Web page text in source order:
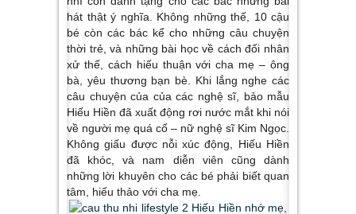
hát thật ý nghĩa. Không những thế, 10 cậu
bé còn các bác kể cho những câu chuyện
thời trẻ, và những bài học về cách đối nhân
xử thế, cách hiếu thuận với cha mẹ – ông
bà, yêu thương bạn bè. Khi lắng nghe các
câu chuyện của của các nghệ sĩ, bảo mẫu
Hiếu Hiền đã xuất động rơi nước mắt khi nói
về người mẹ quá cố – nữ nghệ sĩ Kim Ngọc.
Không giấu được nỗi xúc động, Hiếu Hiền
đã khóc, và nam diễn viên cũng dành
những lời khuyên cho các bé phải biết quan
tâm, hiếu thảo với cha mẹ.